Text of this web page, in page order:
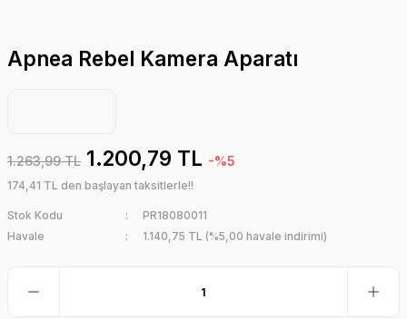
Apnea Rebel Kamera Aparatı
1.263,99 TL 1.200,79 TL -%5
174,41 TL den başlayan taksitlerle!!
Stok Kodu
PR18080011
Havale
1.140,75 TL (%5,00 havale indirimi)